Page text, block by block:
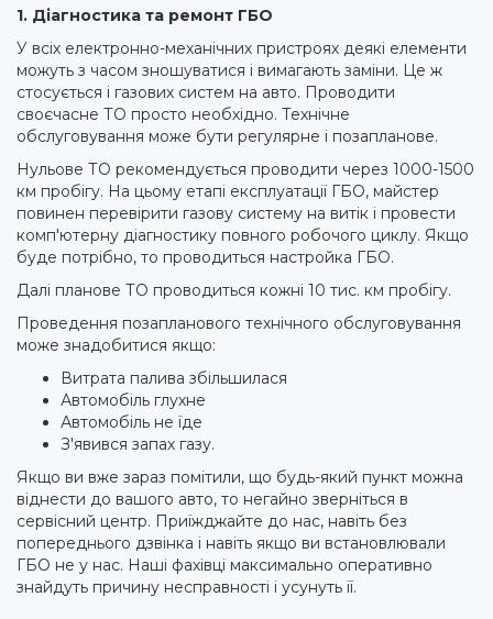
1. Діагностика та ремонт ГБО
У всіх електронно-механічних пристроях деякі елементи
можуть з часом зношуватися і вимагають заміни. Це ж
стосується і газових систем на авто. Проводити
своєчасне ТО просто необхідно. Технічне
обслуговування може бути регулярне і позапланове.
Нульове ТО рекомендується проводити через 1000-1500
км пробігу. На цьому етапі експлуатації ГБО, майстер
повинен перевірити газову систему на витік і провести
комп'ютерну діагностику повного робочого циклу. Якщо
буде потрібно, то проводиться настройка ГБО.
Далі планове ТО проводиться кожні 10 тис. км пробігу.
Проведення позапланового технічного обслуговування
може знадобитися якщо:
Витрата палива збільшилася
Автомобіль глухне
Автомобіль не їде
З'явився запах газу.
Якщо ви вже зараз помітили, що будь-який пункт можна
віднести до вашого авто, то негайно зверніться в
сервісний центр. Приїжджайте до нас, навіть без
попереднього дзвінка і навіть якщо ви встановлювали
ГБО не у нас. Наші фахівці максимально оперативно
знайдуть причину несправності і усунуть її.